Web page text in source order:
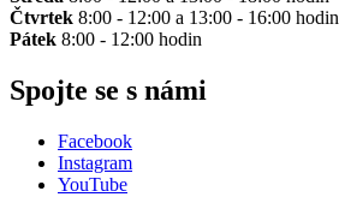
Čtvrtek 8:00 - 12:00 a 13:00 - 16:00 hodin
Pátek 8:00 - 12:00 hodin
Spojte se s námi
Facebook
Instagram
YouTube